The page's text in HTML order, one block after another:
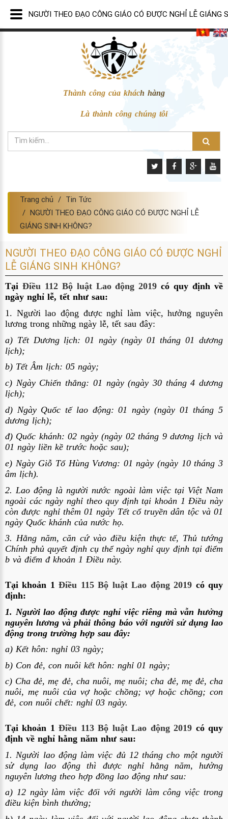
Thành công của khách hàng
Là thành công chúng tôi
Trang chủ
Tin Tức
NGƯỜI THEO ĐẠO CÔNG GIÁO CÓ ĐƯỢC NGHỈ LỄ
GIÁNG SINH KHÔNG?
NGƯỜI THEO ĐẠO CÔNG GIÁO CÓ ĐƯỢC NGHỈ
LỄ GIÁNG SINH KHÔNG?
Tại Điều 112 Bộ luật Lao động 2019 có quy định về
ngày nghỉ lễ, tết như sau:
1. Người lao động được nghỉ làm việc, hưởng nguyên
lương trong những ngày lễ, tết sau đây:
a) Tết Dương lịch: 01 ngày (ngày 01 tháng 01 dương
lịch);
b) Tết Âm lịch: 05 ngày;
c) Ngày Chiến thắng: 01 ngày (ngày 30 tháng 4 dương
lịch);
d) Ngày Quốc tế lao động: 01 ngày (ngày 01 tháng 5
dương lịch);
đ) Quốc khánh: 02 ngày (ngày 02 tháng 9 dương lịch và
01 ngày liền kề trước hoặc sau);
e) Ngày Giỗ Tổ Hùng Vương: 01 ngày (ngày 10 tháng 3
âm lịch).
2. Lao động là người nước ngoài làm việc tại Việt Nam
ngoài các ngày nghỉ theo quy định tại khoản 1 Điều này
còn được nghỉ thêm 01 ngày Tết cổ truyền dân tộc và 01
ngày Quốc khánh của nước họ.
3. Hằng năm, căn cứ vào điều kiện thực tế, Thủ tướng
Chính phủ quyết định cụ thể ngày nghỉ quy định tại điểm
b và điểm đ khoản 1 Điều này.
Tại khoản 1Điều 115 Bộ luật Lao động 2019 có quy
định:
1. Người lao động được nghỉ việc riêng mà vẫn hưởng
nguyên lương và phải thông báo với người sử dụng lao
động trong trường hợp sau đây:
a) Kết hôn: nghỉ 03 ngày;
b) Con đẻ, con nuôi kết hôn: nghỉ 01 ngày;
c) Cha đẻ, mẹ đẻ, cha nuôi, mẹ nuôi; cha đẻ, mẹ đẻ, cha
nuôi, mẹ nuôi của vợ hoặc chồng; vợ hoặc chồng; con
đẻ, con nuôi chết: nghỉ 03 ngày.
Tại khoản 1Điều 113 Bộ luật Lao động 2019 có quy
định về nghỉ hằng năm như sau:
1. Người lao động làm việc đủ 12 tháng cho một người
sử dụng lao động thì được nghỉ hằng năm, hưởng
nguyên lương theo hợp đồng lao động như sau:
a) 12 ngày làm việc đối với người làm công việc trong
điều kiện bình thường;
NGƯỜI THEO ĐẠO CÔNG GIÁO CÓ ĐƯỢC NGHỈ LỄ GIÁNG